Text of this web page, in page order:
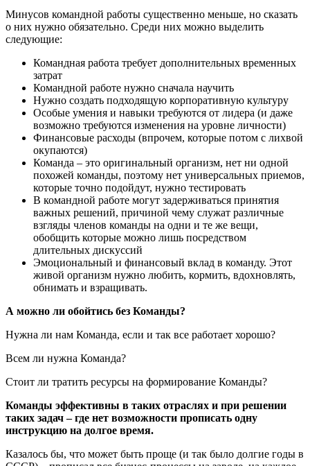
Минусов командной работы существенно меньше, но сказать
о них нужно обязательно. Среди них можно выделить
следующие:
Командная работа требует дополнительных временных
затрат
Командной работе нужно сначала научить
Нужно создать подходящую корпоративную культуру
Особые умения и навыки требуются от лидера (и даже
возможно требуются изменения на уровне личности)
Финансовые расходы (впрочем, которые потом с лихвой
окупаются)
Команда – это оригинальный организм, нет ни одной
похожей команды, поэтому нет универсальных приемов,
которые точно подойдут, нужно тестировать
В командной работе могут задерживаться принятия
важных решений, причиной чему служат различные
взгляды членов команды на одни и те же вещи,
обобщить которые можно лишь посредством
длительных дискуссий
Эмоциональный и финансовый вклад в команду. Этот
живой организм нужно любить, кормить, вдохновлять,
обнимать и взращивать.
А можно ли обойтись без Команды?
Нужна ли нам Команда, если и так все работает хорошо?
Всем ли нужна Команда?
Стоит ли тратить ресурсы на формирование Команды?
Команды эффективны в таких отраслях и при решении
таких задач – где нет возможности прописать одну
инструкцию на долгое время.
Казалось бы, что может быть проще (и так было долгие годы в